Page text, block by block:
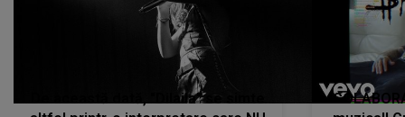
De această dată, "Dilaila" se simte